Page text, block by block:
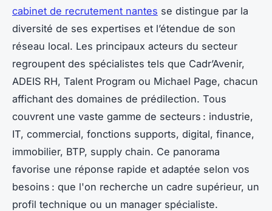
cabinet de recrutement nantes se distingue par la
diversité de ses expertises et l’étendue de son
réseau local. Les principaux acteurs du secteur
regroupent des spécialistes tels que Cadr’Avenir,
ADEIS RH, Talent Program ou Michael Page, chacun
affichant des domaines de prédilection. Tous
couvrent une vaste gamme de secteurs : industrie,
IT, commercial, fonctions supports, digital, finance,
immobilier, BTP, supply chain. Ce panorama
favorise une réponse rapide et adaptée selon vos
besoins : que l'on recherche un cadre supérieur, un
profil technique ou un manager spécialiste.